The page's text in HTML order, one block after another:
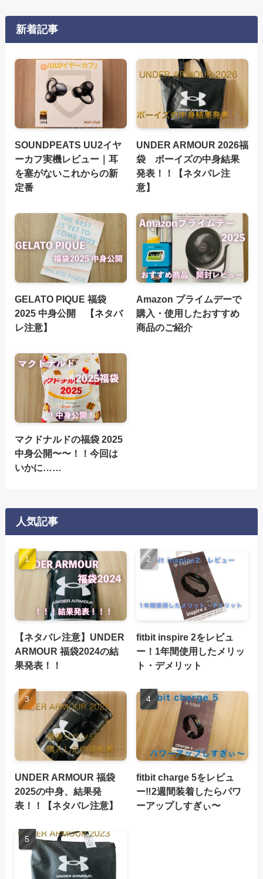
新着記事
SOUNDPEATS UU2イヤ
ーカフ実機レビュー｜耳
を塞がないこれからの新
定番
UNDER ARMOUR 2026福
袋 ボーイズの中身結果
発表！！【ネタバレ注
意】
GELATO PIQUE 福袋
2025 中身公開 【ネタバ
レ注意】
Amazon プライムデーで
購入・使用したおすすめ
商品のご紹介
マクドナルドの福袋 2025
中身公開〜〜！！今回は
いかに……
人気記事
【ネタバレ注意】UNDER
ARMOUR 福袋2024の結
果発表！！
fitbit inspire 2をレビュ
ー！1年間使用したメリッ
ト・デメリット
UNDER ARMOUR 福袋
2025の中身、結果発
表！！【ネタバレ注意】
fitbit charge 5をレビュ
ー‼︎2週間装着したらパワ
ーアップしすぎぃ〜